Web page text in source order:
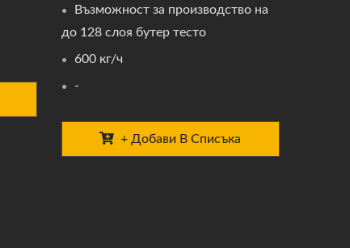
Възможност за производство на
до 128 слоя бутер тесто
600 кг/ч
-
+ Добави В Списъка